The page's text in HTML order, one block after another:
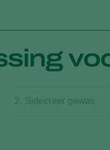
2. Selecteer gewas